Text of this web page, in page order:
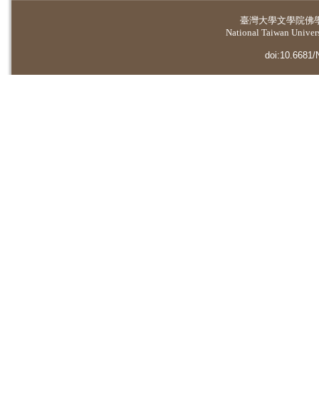
臺灣大學文學院佛
National Taiwan
doi:10.6681/